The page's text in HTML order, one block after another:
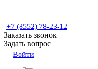
+7 (8552) 78-23-12
Заказать звонок
Задать вопрос
Войти